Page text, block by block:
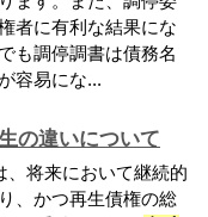
者に有利な結果にな
も調停調書は債務名
容易にな...
の違いについて
、将来において継続的
、かつ再生債権の総